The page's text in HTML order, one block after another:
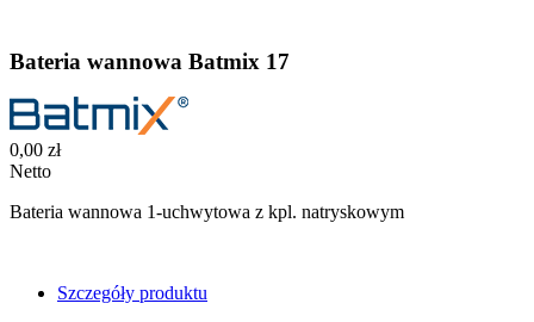
Bateria wannowa Batmix 17
0,00 zł
Netto
Bateria wannowa 1-uchwytowa z kpl. natryskowym
Szczegóły produktu